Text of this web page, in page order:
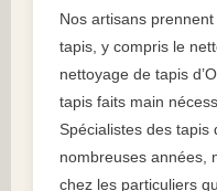
Nos artisans
tapis, y compris le
nettoyage de tapis
tapis faits main
Spécialistes des tapis
nombreuses années,
chez les particuliers